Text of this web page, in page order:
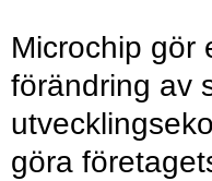
Microchip gör
förändring av
göra